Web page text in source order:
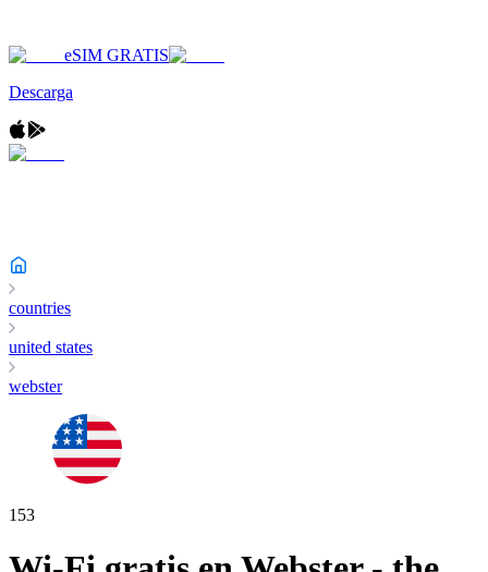
eSIM GRATIS
Descarga
countries
united states
webster
153